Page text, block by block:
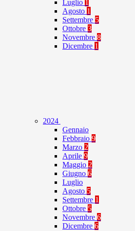
Luglio 1
Agosto 1
Settembre 5
Ottobre 3
Novembre 8
Dicembre 1
2024
Gennaio
Febbraio 9
Marzo 2
Aprile 9
Maggio 2
Giugno 6
Luglio
Agosto 5
Settembre 1
Ottobre 5
Novembre 6
Dicembre 6